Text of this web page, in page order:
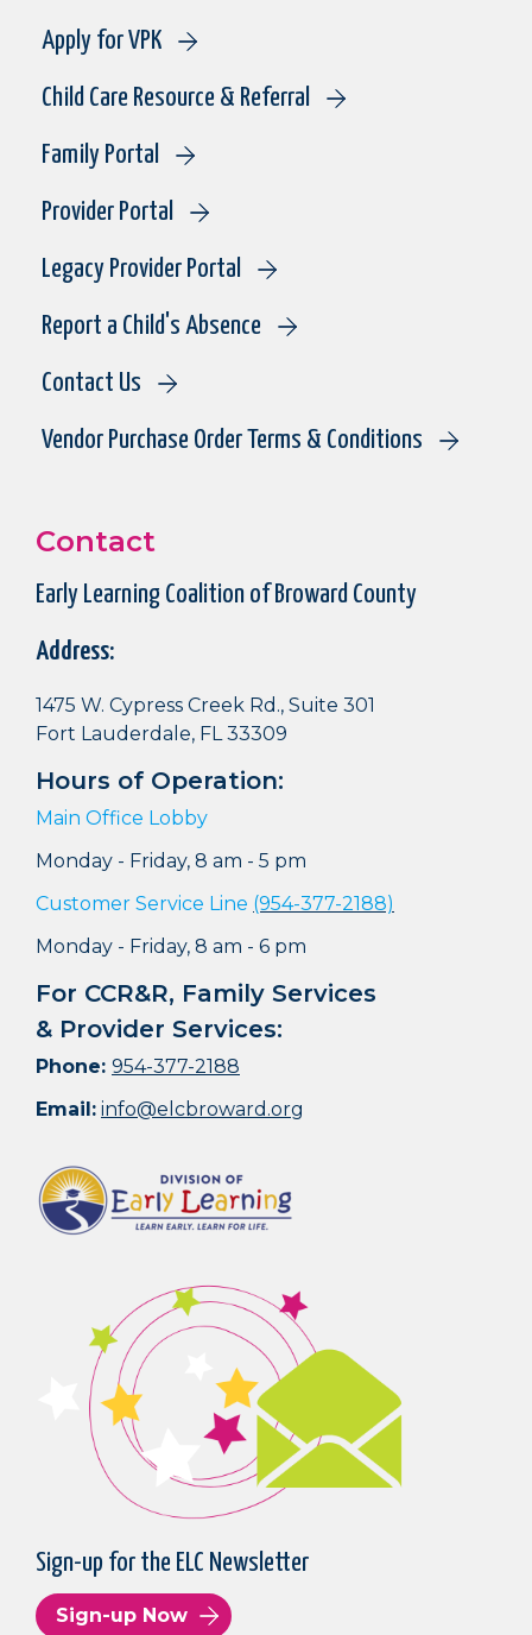
Apply for VPK
Child Care Resource & Referral
Family Portal
Provider Portal
Legacy Provider Portal
Report a Child's Absence
Contact Us
Vendor Purchase Order Terms & Conditions
Contact
Early Learning Coalition of Broward County
Address:
1475 W. Cypress Creek Rd., Suite 301
Fort Lauderdale, FL 33309
Hours of Operation:
Main Office Lobby
Monday - Friday, 8 am - 5 pm
Customer Service Line (954-377-2188)
Monday - Friday, 8 am - 6 pm
For CCR&R, Family Services
& Provider Services:
Phone: 954-377-2188
Email: info@elcbroward.org
Sign-up for the ELC Newsletter
Sign-up Now